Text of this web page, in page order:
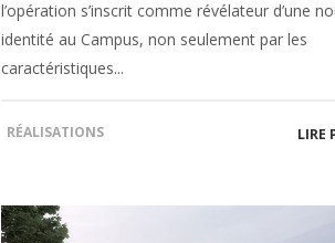
l’opération s’inscrit comme révélateur d’une
identité au Campus, non seulement par les
caractéristiques...
RÉALISATIONS LIRE